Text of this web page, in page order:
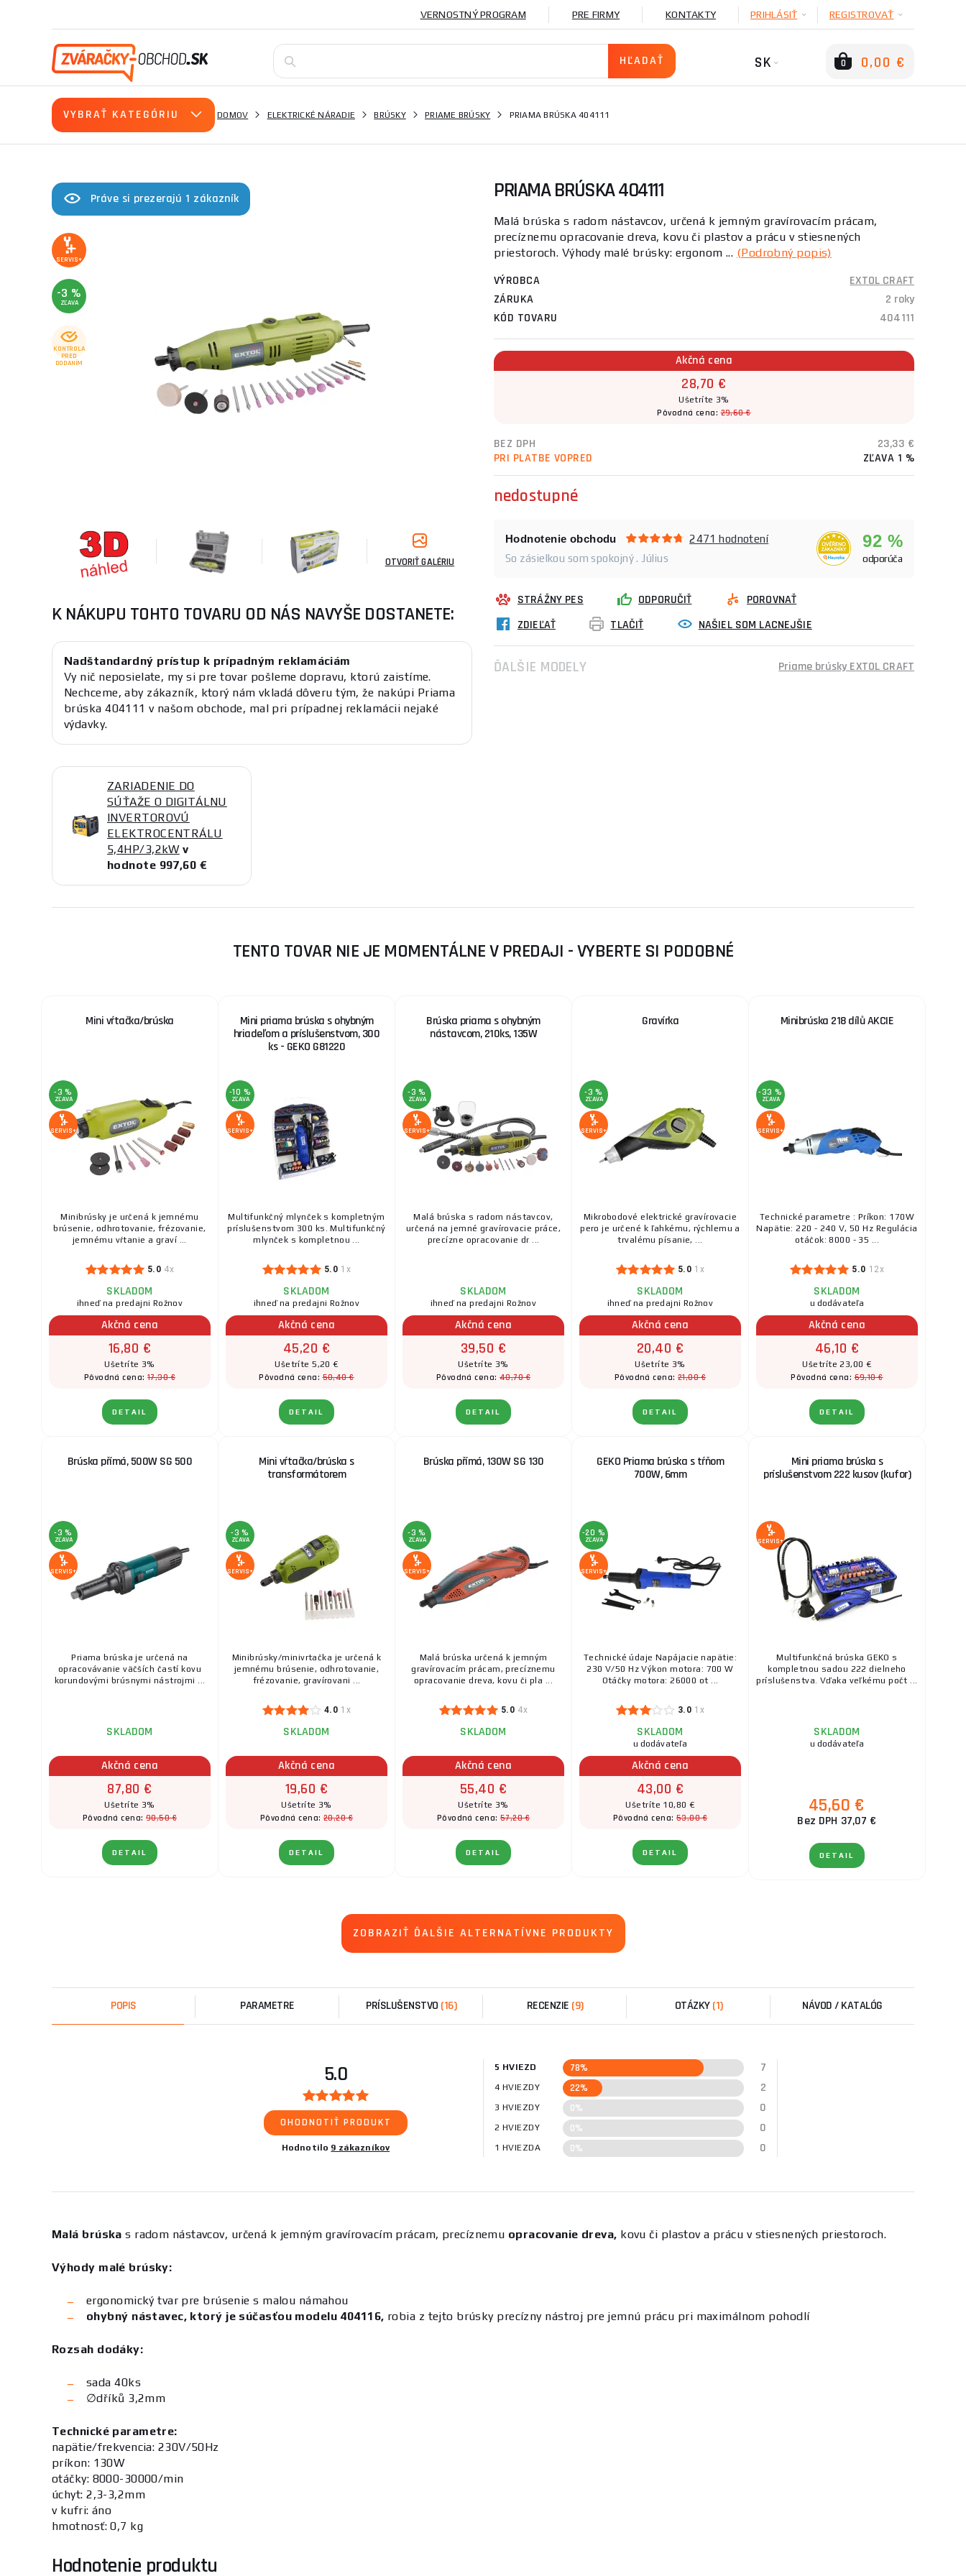
VERNOSTNÝ PROGRAM PRE FIRMY KONTAKTY PRIHLÁSIŤ REGISTROVAŤ
SK 0 0,00 €
VYBRAŤ KATEGÓRIU DOMOV ELEKTRICKÉ NÁRADIE BRÚSKY PRIAME BRÚSKY PRIAMA BRÚSKA 404111
Práve si prezerajú 1 zákazník
SERVIS+
-3 %
ZĽAVA
KONTROLA
PRED
DODANÍM
OTVORIŤ GALÉRIU
K NÁKUPU TOHTO TOVARU OD NÁS NAVYŠE DOSTANETE:
Nadštandardný prístup k prípadným reklamáciám
Vy nič neposielate, my si pre tovar pošleme dopravu, ktorú zaistíme.
Nechceme, aby zákazník, ktorý nám vkladá dôveru tým, že nakúpi Priama
brúska 404111 v našom obchode, mal pri prípadnej reklamácii nejaké
výdavky.
ZARIADENIE DO
SÚŤAŽE O DIGITÁLNU
INVERTOROVÚ
ELEKTROCENTRÁLU
5,4HP/3,2kW v
hodnote 997,60 €
PRIAMA BRÚSKA 404111
Malá brúska s radom nástavcov, určená k jemným gravírovacím prácam,
precíznemu opracovanie dreva, kovu či plastov a prácu v stiesnených
priestoroch. Výhody malé brúsky: ergonom ... (Podrobný popis)
VÝROBCA
EXTOL CRAFT
ZÁRUKA
2 roky
KÓD TOVARU
404111
Akčná cena
28,70 €
Ušetríte 3%
Pôvodná cena:29,60 €
BEZ DPH
23,33 €
PRI PLATBE VOPRED
ZĽAVA 1 %
nedostupné
Hodnotenie obchodu
2471 hodnotení
So zásielkou som spokojný . Július
92 %
odporúča
STRÁŽNY PES ODPORUČIŤ
POROVNAŤ
ZDIEĽAŤ
TLAČIŤ NAŠIEL SOM LACNEJŠIE
ĎALŠIE MODELY Priame brúsky EXTOL CRAFT
TENTO TOVAR NIE JE MOMENTÁLNE V PREDAJI - VYBERTE SI PODOBNÉ
Mini vŕtačka/brúska
-3 %
ZĽAVA
SERVIS+
Minibrúsky je určená k jemnému
brúsenie, odhrotovanie, frézovanie,
jemnému vŕtanie a graví ...
5.0 4x
SKLADOM
ihneď na predajni Rožnov
Akčná cena
16,80 €
Ušetríte 3%
Pôvodná cena:17,30 €
DETAIL
Mini priama brúska s ohybným
hriadeľom a príslušenstvom, 300
ks - GEKO G81220
-10 %
ZĽAVA
SERVIS+
Multifunkčný mlynček s kompletným
príslušenstvom 300 ks. Multifunkčný
mlynček s kompletnou ...
5.0 1x
SKLADOM
ihneď na predajni Rožnov
Akčná cena
45,20 €
Ušetríte 5,20 €
Pôvodná cena:50,40 €
DETAIL
Brúska priama s ohybným
nástavcom, 210ks, 135W
-3 %
ZĽAVA
SERVIS+
Malá brúska s radom nástavcov,
určená na jemné gravírovacie práce,
precízne opracovanie dr ...
SKLADOM
ihneď na predajni Rožnov
Akčná cena
39,50 €
Ušetríte 3%
Pôvodná cena:40,70 €
DETAIL
Gravírka
-3 %
ZĽAVA
SERVIS+
Mikrobodové elektrické gravírovacie
pero je určené k ľahkému, rýchlemu a
trvalému písanie, ...
5.0 1x
SKLADOM
ihneď na predajni Rožnov
Akčná cena
20,40 €
Ušetríte 3%
Pôvodná cena:21,00 €
DETAIL
Minibrúska 218 dílů AKCIE
-33 %
ZĽAVA
SERVIS+
Technické parametre : Príkon: 170W
Napätie: 220 - 240 V, 50 Hz Regulácia
otáčok: 8000 - 35 ...
5.0 12x
SKLADOM
u dodávateľa
Akčná cena
46,10 €
Ušetríte 23,00 €
Pôvodná cena:69,10 €
DETAIL
Brúska přímá, 500W SG 500
-3 %
ZĽAVA
SERVIS+
Priama brúska je určená na
opracovávanie väčších častí kovu
korundovými brúsnymi nástrojmi ...
SKLADOM
Akčná cena
87,80 €
Ušetríte 3%
Pôvodná cena:90,50 €
DETAIL
Mini vŕtačka/brúska s
transformátorem
-3 %
ZĽAVA
SERVIS+
Minibrúsky/minivrtačka je určená k
jemnému brúsenie, odhrotovanie,
frézovanie, gravírovani ...
4.0 1x
SKLADOM
Akčná cena
19,60 €
Ušetríte 3%
Pôvodná cena:20,20 €
DETAIL
Brúska přímá, 130W SG 130
-3 %
ZĽAVA
SERVIS+
Malá brúska určená k jemným
gravírovacím prácam, precíznemu
opracovanie dreva, kovu či pla ...
5.0 4x
SKLADOM
Akčná cena
55,40 €
Ušetríte 3%
Pôvodná cena:57,20 €
DETAIL
GEKO Priama brúska s tŕňom
700W, 6mm
-20 %
ZĽAVA
SERVIS+
Technické údaje Napájacie napätie:
230 V/50 Hz Výkon motora: 700 W
Otáčky motora: 26000 ot ...
3.0 1x
SKLADOM
u dodávateľa
Akčná cena
43,00 €
Ušetríte 10,80 €
Pôvodná cena:53,80 €
DETAIL
Mini priama brúska s
príslušenstvom 222 kusov (kufor)
SERVIS+
Multifunkčná brúska GEKO s
kompletnou sadou 222 dielneho
príslušenstva. Vďaka veľkému počt ...
SKLADOM
u dodávateľa
45,60 €
Bez DPH 37,07 €
DETAIL
ZOBRAZIŤ ĎALŠIE ALTERNATÍVNE PRODUKTY
POPIS PARAMETRE PRÍSLUŠENSTVO (16) RECENZIE (9) OTÁZKY (1) NÁVOD / KATALÓG
5.0
OHODNOTIŤ PRODUKT
Hodnotilo 9 zákazníkov
5 HVIEZD 78% 7
4 HVIEZDY 22% 2
3 HVIEZDY 0% 0
2 HVIEZDY 0% 0
1 HVIEZDA 0% 0
Malá brúska s radom nástavcov, určená k jemným gravírovacím prácam, precíznemu opracovanie dreva, kovu či plastov a prácu v stiesnených priestoroch.
Výhody malé brúsky:
ergonomický tvar pre brúsenie s malou námahou
ohybný nástavec, ktorý je súčasťou modelu 404116, robia z tejto brúsky precízny nástroj pre jemnú prácu pri maximálnom pohodlí
Rozsah dodáky:
sada 40ks
∅dříků 3,2mm
Technické parametre:
napätie/frekvencia: 230V/50Hz
príkon: 130W
otáčky: 8000-30000/min
úchyt: 2,3-3,2mm
v kufri: áno
hmotnosť: 0,7 kg
Hodnotenie produktu